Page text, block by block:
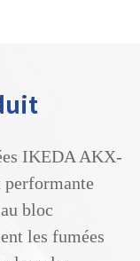
IKEDA AKX-
performante
bloc
les fumées